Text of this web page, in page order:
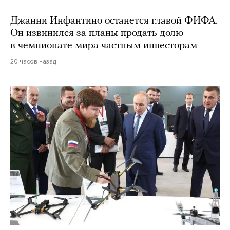
Джанни Инфантино останется главой ФИФА.
Он извинился за планы продать долю
в чемпионате мира частным инвесторам
20 часов назад